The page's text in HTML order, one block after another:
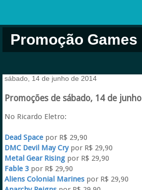
Promoção Games
sábado, 14 de junho de 2014
Promoções de sábado, 14 de junho
No Ricardo Eletro:
Dead Spacepor R$ 29,90
DMC Devil May Crypor R$ 29,90
Metal Gear Risingpor R$ 29,90
Fable 3por R$ 29,90
Aliens Colonial Marinespor R$ 29,90